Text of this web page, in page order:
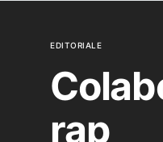
EDITORIALE
rap